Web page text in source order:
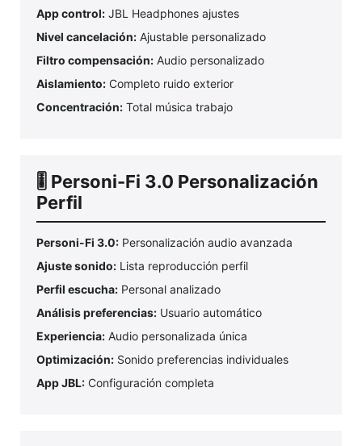
App control: JBL Headphones ajustes
Nivel cancelación: Ajustable personalizado
Filtro compensación: Audio personalizado
Aislamiento: Completo ruido exterior
Concentración: Total música trabajo
🎚️ Personi-Fi 3.0 Personalización
Perfil
Personi-Fi 3.0: Personalización audio avanzada
Ajuste sonido: Lista reproducción perfil
Perfil escucha: Personal analizado
Análisis preferencias: Usuario automático
Experiencia: Audio personalizada única
Optimización: Sonido preferencias individuales
App JBL: Configuración completa